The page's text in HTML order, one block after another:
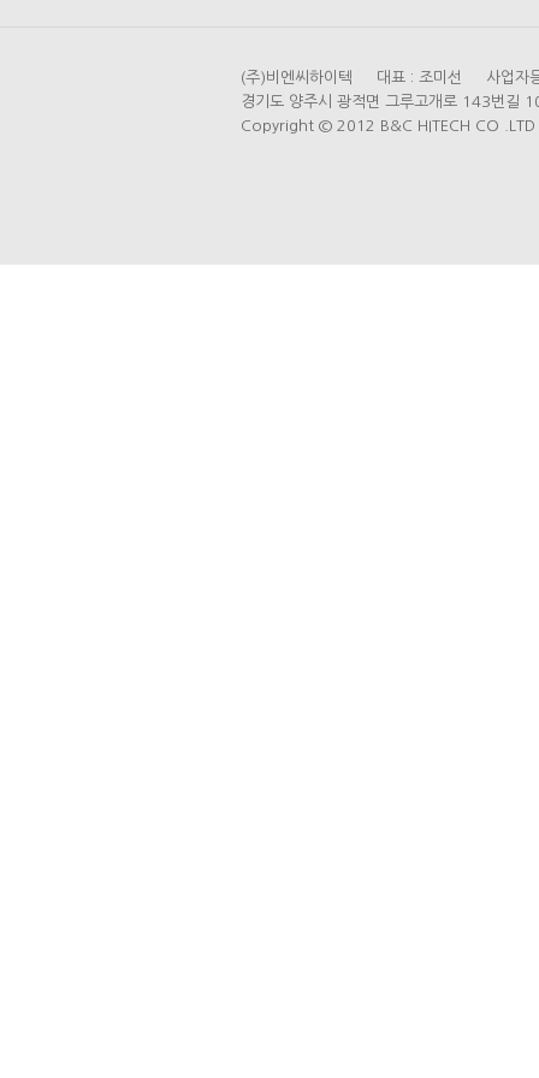
(주)비엔씨하이텍 대표 : 조미선 사업자
경기도 양주시 광적면 그루고개로 143
Copyright © 2012 B&C HITECH CO